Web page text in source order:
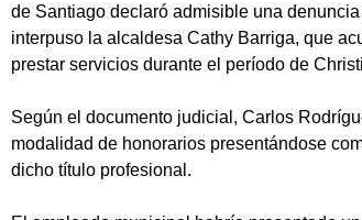
de Santiago declaró admisible una
interpuso la alcaldesa Cathy Barriga, que
prestar servicios durante el período de
Según el documento judicial, Carlos
modalidad de honorarios presentándose
dicho título profesional.